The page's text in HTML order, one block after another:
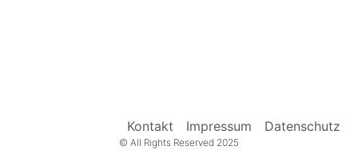
Kontakt Impressum Datenschutz
© All Rights Reserved 2025